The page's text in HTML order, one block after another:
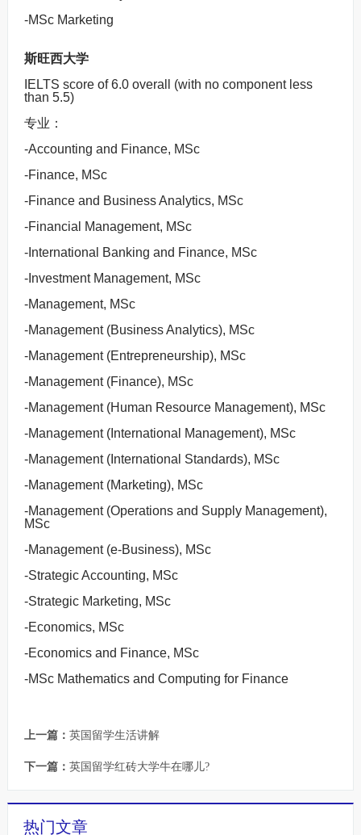
-MSc Marketing
斯旺西大学
IELTS score of 6.0 overall (with no component less
than 5.5)
专业：
-Accounting and Finance, MSc
-Finance, MSc
-Finance and Business Analytics, MSc
-Financial Management, MSc
-International Banking and Finance, MSc
-Investment Management, MSc
-Management, MSc
-Management (Business Analytics), MSc
-Management (Entrepreneurship), MSc
-Management (Finance), MSc
-Management (Human Resource Management), MSc
-Management (International Management), MSc
-Management (International Standards), MSc
-Management (Marketing), MSc
-Management (Operations and Supply Management),
MSc
-Management (e-Business), MSc
-Strategic Accounting, MSc
-Strategic Marketing, MSc
-Economics, MSc
-Economics and Finance, MSc
-MSc Mathematics and Computing for Finance
上一篇： 英国留学生活讲解
下一篇： 英国留学红砖大学牛在哪儿?
热门文章